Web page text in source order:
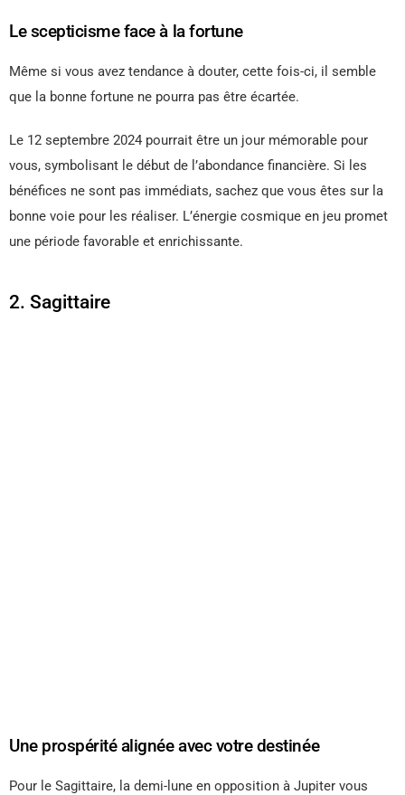
Le scepticisme face à la fortune
Même si vous avez tendance à douter, cette fois-ci, il semble
que la bonne fortune ne pourra pas être écartée.
Le 12 septembre 2024 pourrait être un jour mémorable pour
vous, symbolisant le début de l’abondance financière. Si les
bénéfices ne sont pas immédiats, sachez que vous êtes sur la
bonne voie pour les réaliser. L’énergie cosmique en jeu promet
une période favorable et enrichissante.
2. Sagittaire
Une prospérité alignée avec votre destinée
Pour le Sagittaire, la demi-lune en opposition à Jupiter vous